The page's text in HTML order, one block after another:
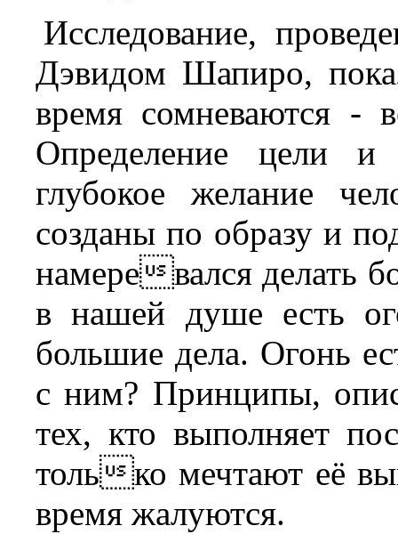
Исследование,
Дэвидом Шапиро,
время сомневаются -
Определение цели
глубокое желание
созданы по образу и
намеревался делать
в нашей душе есть
большие дела. Огонь
с ним? Принципы,
тех, кто выполняет
только мечтают её
время жалуются.